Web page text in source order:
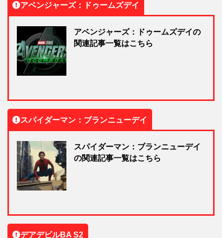
アベンジャーズ：ドゥームズデイ
アベンジャーズ：ドゥームズデイの
関連記事一覧はこちら
スパイダーマン：ブランニューデイ
スパイダーマン：ブランニューデイ
の関連記事一覧はこちら
デアデビルBA S2